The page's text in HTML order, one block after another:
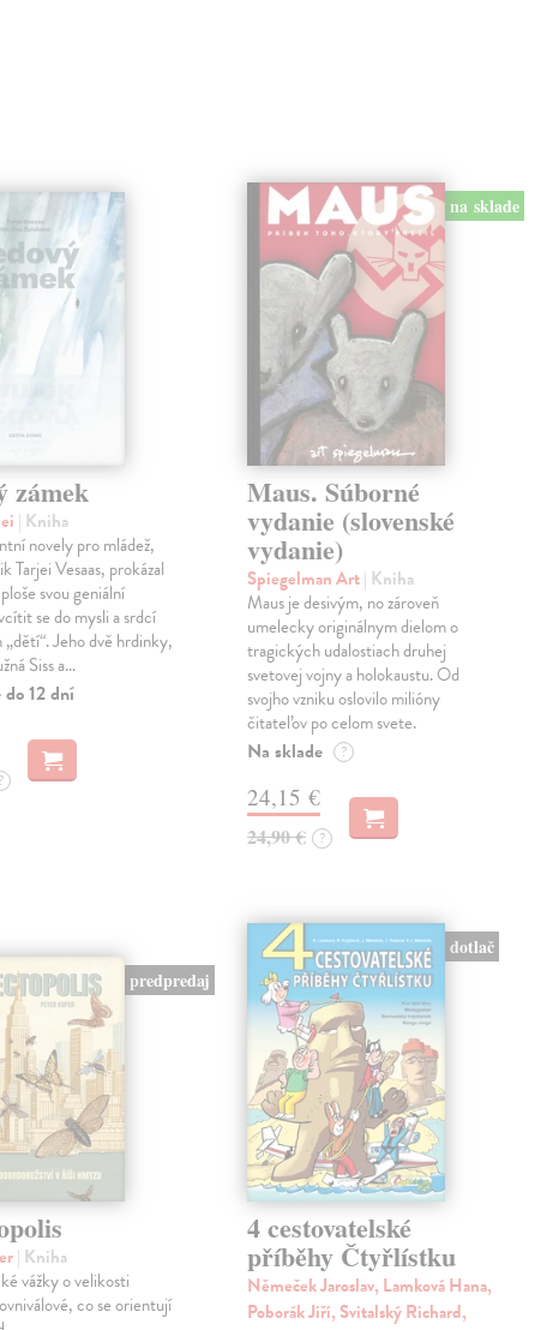
zámek
| Kniha
novely pro mládež,
Tarjei Vesaas, prokázal
svou geniální
se do mysli a srdcí
Jeho dvě hrdinky,
Siss a…
do 12 dní
na sklade
Maus. Súborné
vydanie (slovenské
vydanie)
Spiegelman Art| Kniha
Maus je desivým, no zároveň
umelecky originálnym dielom o
tragických udalostiach druhej
svetovej vojny a holokaustu. Od
svojho vzniku oslovilo milióny
čitateľov po celom svete.
Na sklade ?
24,15 €
24,90 € ?
predpredaj
| Kniha
vážky o velikosti
co se orientují
dotlač
4 cestovatelské
příběhy Čtyřlístku
Němeček Jaroslav, Lamková Hana,
Poborák Jiří, Svitalský Richard,